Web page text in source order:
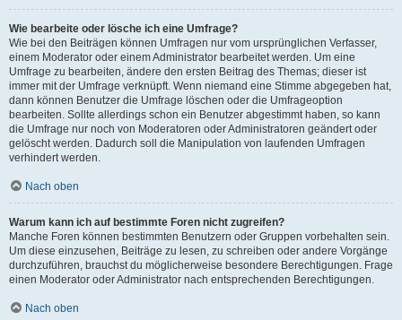
Wie bearbeite oder lösche ich eine Umfrage?
Wie bei den Beiträgen können Umfragen nur vom ursprünglichen Verfasser,
einem Moderator oder einem Administrator bearbeitet werden. Um eine
Umfrage zu bearbeiten, ändere den ersten Beitrag des Themas; dieser ist
immer mit der Umfrage verknüpft. Wenn niemand eine Stimme abgegeben hat,
dann können Benutzer die Umfrage löschen oder die Umfrageoption
bearbeiten. Sollte allerdings schon ein Benutzer abgestimmt haben, so kann
die Umfrage nur noch von Moderatoren oder Administratoren geändert oder
gelöscht werden. Dadurch soll die Manipulation von laufenden Umfragen
verhindert werden.
Nach oben
Warum kann ich auf bestimmte Foren nicht zugreifen?
Manche Foren können bestimmten Benutzern oder Gruppen vorbehalten sein.
Um diese einzusehen, Beiträge zu lesen, zu schreiben oder andere Vorgänge
durchzuführen, brauchst du möglicherweise besondere Berechtigungen. Frage
einen Moderator oder Administrator nach entsprechenden Berechtigungen.
Nach oben